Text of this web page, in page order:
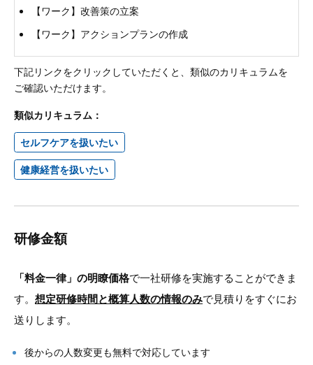
【ワーク】改善策の立案
【ワーク】アクションプランの作成
下記リンクをクリックしていただくと、類似のカリキュラムを
ご確認いただけます。
類似カリキュラム：
セルフケアを扱いたい
健康経営を扱いたい
研修金額
「料金一律」の明瞭価格で一社研修を実施することができま
す。 想定研修時間と概算人数の情報のみで見積りをすぐにお
送りします。
後からの人数変更も無料で対応しています